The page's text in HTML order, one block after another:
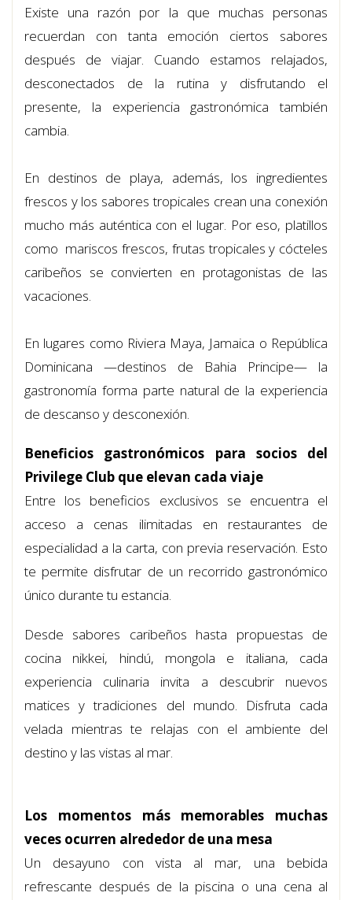
Existe una razón por la que muchas personas
recuerdan con tanta emoción ciertos sabores
después de viajar. Cuando estamos relajados,
desconectados de la rutina y disfrutando el
presente, la experiencia gastronómica también
cambia.
En destinos de playa, además, los ingredientes
frescos y los sabores tropicales crean una conexión
mucho más auténtica con el lugar. Por eso, platillos
como mariscos frescos, frutas tropicales y cócteles
caribeños se convierten en protagonistas de las
vacaciones.
En lugares como Riviera Maya, Jamaica o República
Dominicana —destinos de Bahia Principe— la
gastronomía forma parte natural de la experiencia
de descanso y desconexión.
Beneficios gastronómicos para socios del
Privilege Club que elevan cada viaje
Entre los beneficios exclusivos se encuentra el
acceso a cenas ilimitadas en restaurantes de
especialidad a la carta, con previa reservación. Esto
te permite disfrutar de un recorrido gastronómico
único durante tu estancia.
Desde sabores caribeños hasta propuestas de
cocina nikkei, hindú, mongola e italiana, cada
experiencia culinaria invita a descubrir nuevos
matices y tradiciones del mundo. Disfruta cada
velada mientras te relajas con el ambiente del
destino y las vistas al mar.
Los momentos más memorables muchas
veces ocurren alrededor de una mesa
Un desayuno con vista al mar, una bebida
refrescante después de la piscina o una cena al